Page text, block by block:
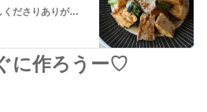
数あるブログの中からお越しくださりありがとうございます😊❤️Instagramもよろしくお願いします❤️Instagramはこちらからおはようございます😊昨日…
に作ろうー♡